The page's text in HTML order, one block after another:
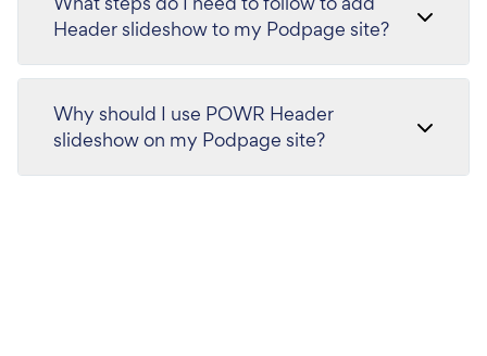
Header slideshow to my Podpage site?
Why should I use POWR Header
slideshow on my Podpage site?